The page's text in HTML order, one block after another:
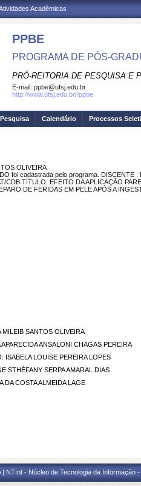
Acadêmicas
PPBE
PROGRAMA DE PÓS-
PRÓ-REITORIA DE PESQUISA E
E-mail: ppbe@ufsj.edu.br
http://www.ufsj.edu.br//ppbe
Calendário Processos
OLIVEIRA
foi cadastrada pelo programa. DISCENTE :
CDB TÍTULO: EFEITO DA APLICAÇÃO
DE FERIDAS EM PELE APÓS A
SANTOS OLIVEIRA
ANSALONI CHAGAS PEREIRA
ISABELA LOUISE PEREIRA LOPES
STHÉFANY SERPA AMARAL DIAS
DA COSTA ALMEIDA LAGE
| NTInf - Núcleo de Tecnologia da